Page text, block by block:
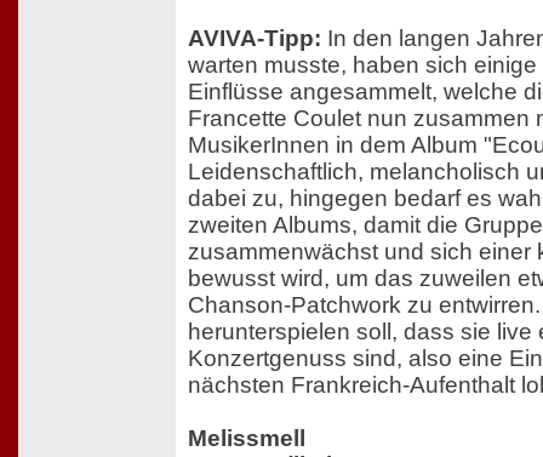
AVIVA-Tipp: In den langen
warten musste, haben sich
Einflüsse angesammelt, welche
Francette Coulet nun zusammen
MusikerInnen in dem Album
Leidenschaftlich, melancholisch
dabei zu, hingegen bedarf es
zweiten Albums, damit die
zusammenwächst und sich einer
bewusst wird, um das zuweilen
Chanson-Patchwork zu
herunterspielen soll, dass sie live
Konzertgenuss sind, also eine
nächsten Frankreich-Aufenthalt
Melissmell